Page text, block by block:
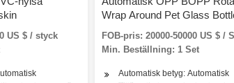
US $ / styck
Wrap Around Pet Glass
Förpackningsutrustning
Hot Melt Lim Hyls Etikett
Märkningsmaskin
FOB-pris: 20000-50000 US $ /
Min. Beställning: 1 Set
Automatisk betyg: Automatisk